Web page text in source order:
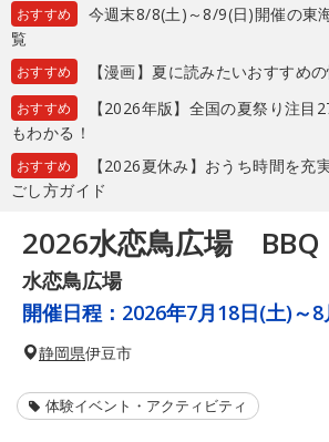
おすすめ
今週末8/8(土)～8/9(日)開催の東
覧
おすすめ 【漫画】夏に読みたいおすすめ
おすすめ
【2026年版】全国の夏祭り注目
もわかる！
おすすめ
【2026夏休み】おうち時間を充
ごし方ガイド
2026水恋鳥広場 BBQ
水恋鳥広場
開催日程： 2026年7月18日(土)～
静岡県伊豆市
体験イベント・アクティビティ